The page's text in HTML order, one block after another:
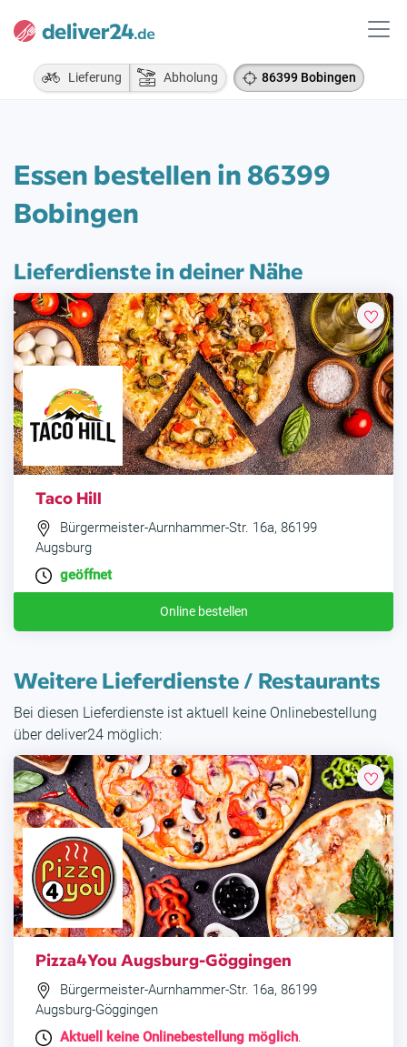
Lieferung Abholung 86399 Bobingen
Essen bestellen in 86399
Bobingen
Lieferdienste in deiner Nähe
Taco Hill
Bürgermeister-Aurnhammer-Str. 16a, 86199
Augsburg
geöffnet
Online bestellen
Weitere Lieferdienste / Restaurants
Bei diesen Lieferdienste ist aktuell keine Onlinebestellung
über deliver24 möglich:
Pizza4You Augsburg-Göggingen
Bürgermeister-Aurnhammer-Str. 16a, 86199
Augsburg-Göggingen
Aktuell keine Onlinebestellung möglich.